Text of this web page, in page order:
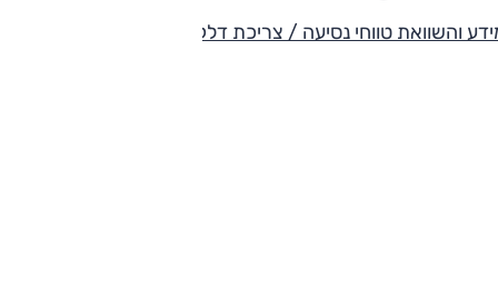
והשוואת טווחי נסיעה / צריכת דלק